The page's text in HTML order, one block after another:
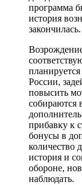
программа
история
закончилась.
России,
повысить
собираются
прибавку к
бонусы в
количество
история и
обороне,
наблюдать.